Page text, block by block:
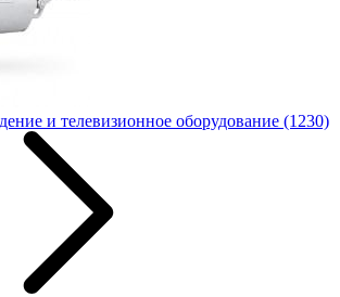
и телевизионное оборудование (1230)